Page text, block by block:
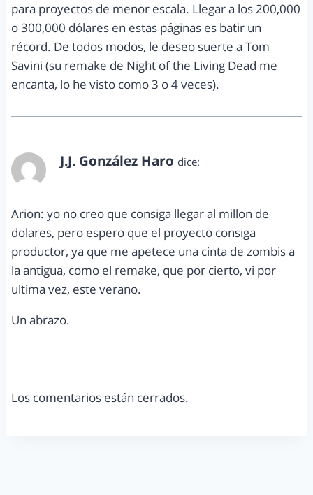
para proyectos de menor escala. Llegar a los 200,000
o 300,000 dólares en estas páginas es batir un
récord. De todos modos, le deseo suerte a Tom
Savini (su remake de Night of the Living Dead me
encanta, lo he visto como 3 o 4 veces).
J.J. González Haro dice:
Arion: yo no creo que consiga llegar al millon de
dolares, pero espero que el proyecto consiga
productor, ya que me apetece una cinta de zombis a
la antigua, como el remake, que por cierto, vi por
ultima vez, este verano.
Un abrazo.
Los comentarios están cerrados.